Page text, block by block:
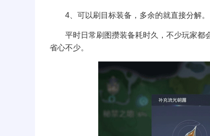
4、可以刷目标装备，多余的就直接分解。
平时日常刷图攒装备耗时久，不少玩家都
省心不少。